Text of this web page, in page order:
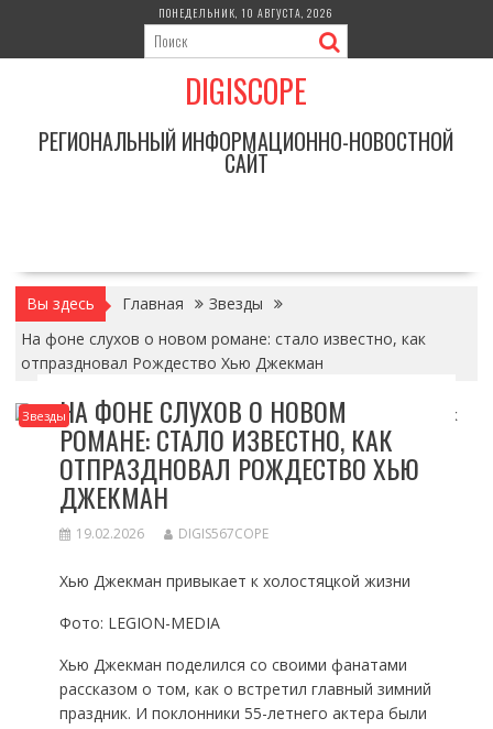
содержимому
ПОНЕДЕЛЬНИК, 10 АВГУСТА, 2026
DIGISCOPE
РЕГИОНАЛЬНЫЙ ИНФОРМАЦИОННО-НОВОСТНОЙ
САЙТ
Вы здесь Главная
Звезды
На фоне слухов о новом романе: стало известно, как
отпраздновал Рождество Хью Джекман
ЗвездыНА ФОНЕ СЛУХОВ О НОВОМ
РОМАНЕ: СТАЛО ИЗВЕСТНО, КАК
ОТПРАЗДНОВАЛ РОЖДЕСТВО ХЬЮ
ДЖЕКМАН
19.02.2026 DIGIS567COPE
Хью Джекман привыкает к холостяцкой жизни
Фото: LEGION-MEDIA
Хью Джекман поделился со своими фанатами
рассказом о том, как о встретил главный зимний
праздник. И поклонники 55-летнего актера были